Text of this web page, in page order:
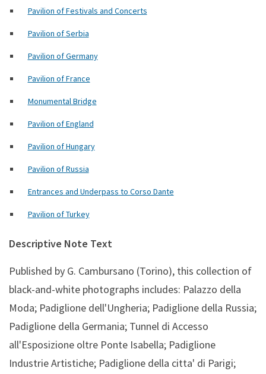
Pavilion of Festivals and Concerts
Pavilion of Serbia
Pavilion of Germany
Pavilion of France
Monumental Bridge
Pavilion of England
Pavilion of Hungary
Pavilion of Russia
Entrances and Underpass to Corso Dante
Pavilion of Turkey
Descriptive Note Text
Published by G. Cambursano (Torino), this collection of
black-and-white photographs includes: Palazzo della
Moda; Padiglione dell'Ungheria; Padiglione della Russia;
Padiglione della Germania; Tunnel di Accesso
all'Esposizione oltre Ponte Isabella; Padiglione
Industrie Artistiche; Padiglione della citta' di Parigi;